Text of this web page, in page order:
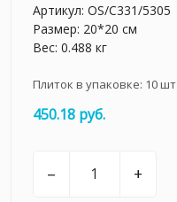
Артикул: OS/C331/5305
Размер: 20*20 см
Вес: 0.488 кг
Плиток в упаковке: 10шт
450.18 руб.
– +